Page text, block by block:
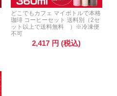
どこでもカフェ マイボトルで本格
珈琲 コーヒーセット 送料別（2セ
ット以上で送料無料 ）※冷凍便
不可
2,417 円 (税込)